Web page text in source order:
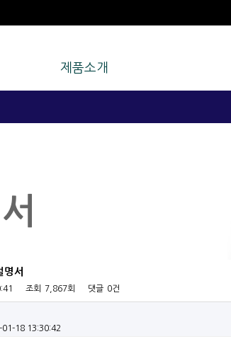
제품소개
명서
조회 7,867회 댓글 0건
01-18 13:30:42